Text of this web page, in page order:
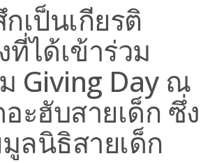
กเป็นเกียรติ
ที่ได้เข้าร่วม
Giving Day ณ
ะฮับสายเด็ก ซึ่ง
ลนิธิสายเด็ก